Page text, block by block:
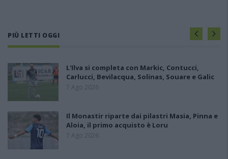
PIÙ LETTI OGGI
L'Ilva si completa con Markic, Contucci,
Carlucci, Bevilacqua, Solinas, Souare e Galic
7 Ago 2026
Il Monastir riparte dai pilastri Masia, Pinna e
Aloia, il primo acquisto è Loru
7 Ago 2026